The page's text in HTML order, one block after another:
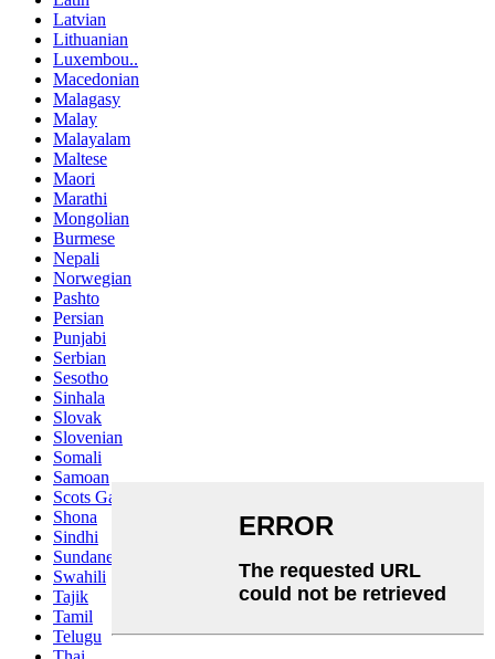
Latvian
Lithuanian
Luxembou..
Macedonian
Malagasy
Malay
Malayalam
Maltese
Maori
Marathi
Mongolian
Burmese
Nepali
Norwegian
Pashto
Persian
Punjabi
Serbian
Sesotho
Sinhala
Slovak
Slovenian
Somali
Samoan
Scots Gaelic
Shona
Sindhi
Sundanese
Swahili
Tajik
Tamil
Telugu